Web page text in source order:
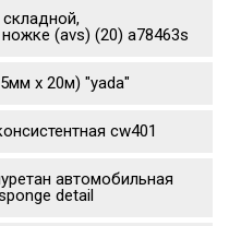
(avs) (20) a78463s
х 20м) "yada"
cw401
автомобильная
detail